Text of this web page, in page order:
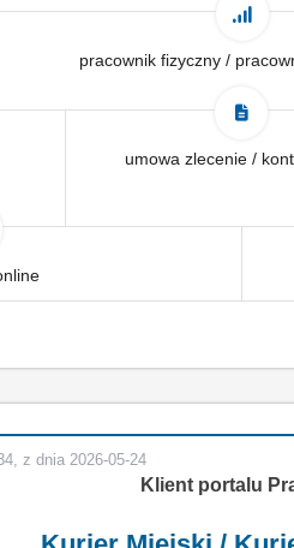
pracownik fizyczny /
umowa zlecenie /
z dnia 2026-05-24
Klient portalu